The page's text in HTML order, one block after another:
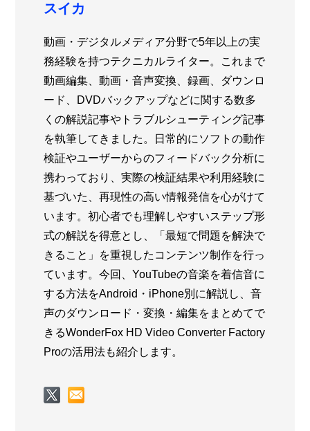
スイカ
動画・デジタルメディア分野で5年以上の実
務経験を持つテクニカルライター。これまで
動画編集、動画・音声変換、録画、ダウンロ
ード、DVDバックアップなどに関する数多
くの解説記事やトラブルシューティング記事
を執筆してきました。日常的にソフトの動作
検証やユーザーからのフィードバック分析に
携わっており、実際の検証結果や利用経験に
基づいた、再現性の高い情報発信を心がけて
います。初心者でも理解しやすいステップ形
式の解説を得意とし、「最短で問題を解決で
きること」を重視したコンテンツ制作を行っ
ています。今回、YouTubeの音楽を着信音に
する方法をAndroid・iPhone別に解説し、音
声のダウンロード・変換・編集をまとめてで
きるWonderFox HD Video Converter Factory
Proの活用法も紹介します。